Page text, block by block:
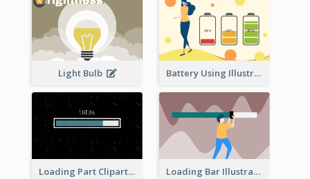
Light Bulb Battery Using Illustration
Loading Part Clipart Loading Bar Illustration